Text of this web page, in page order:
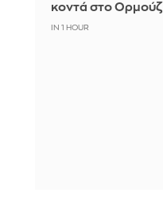
κοντά στο Ορμούζ
IN 1 HOUR